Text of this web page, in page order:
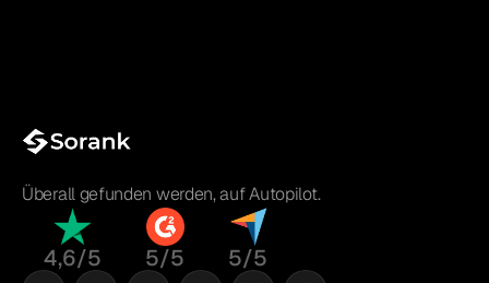
Überall gefunden werden, auf Autopilot.
4,6/5 5/5 5/5